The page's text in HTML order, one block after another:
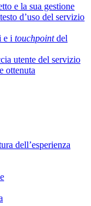
e la sua gestione
d’uso del servizio
e i touchpointdel
utente del servizio
ottenuta
dell’esperienza